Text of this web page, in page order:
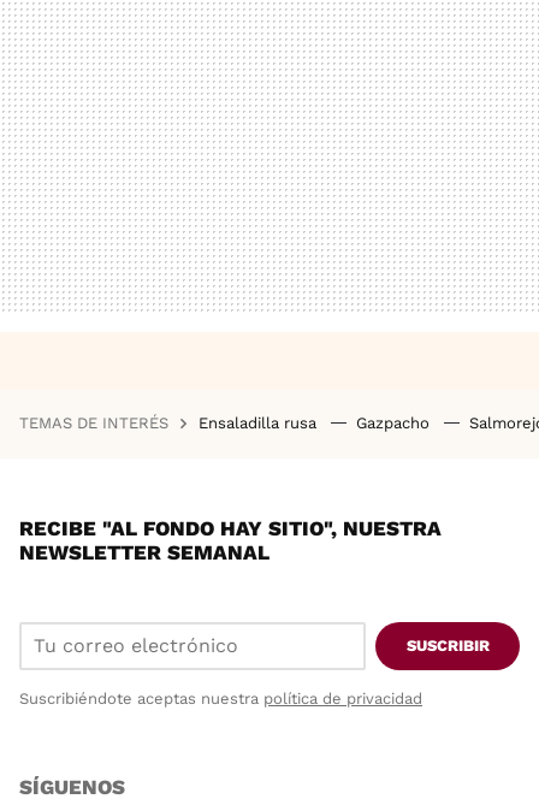
TEMAS DE INTERÉS Ensaladilla rusa Gazpacho
RECIBE "AL FONDO HAY SITIO", NUESTRA
NEWSLETTER SEMANAL
SUSCRIBIR
Suscribiéndote aceptas nuestra política de privacidad
SÍGUENOS